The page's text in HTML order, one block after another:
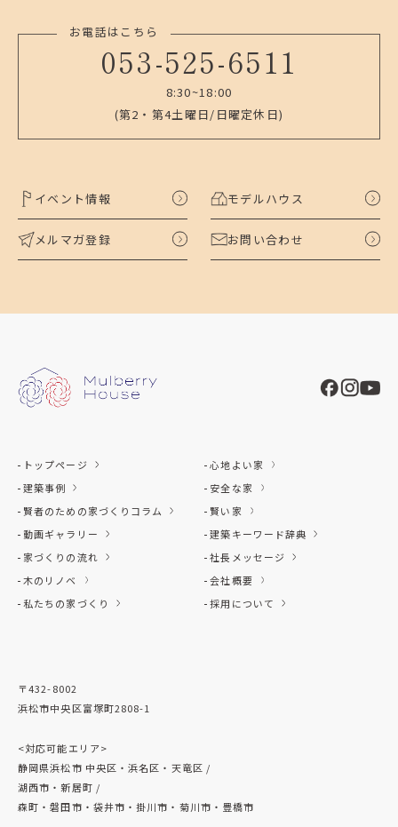
お電話はこちら
053-525-6511
8:30~18:00
(第2・第4土曜日/日曜定休日)
イベント情報 モデルハウス
メルマガ登録 お問い合わせ
トップページ
建築事例
賢者のための家づくりコラム
動画ギャラリー
家づくりの流れ
木のリノベ
私たちの家づくり
心地よい家
安全な家
賢い家
建築キーワード辞典
社長メッセージ
会社概要
採用について
〒432-8002
浜松市中央区富塚町2808-1
<対応可能エリア>
静岡県浜松市 中央区・浜名区・天竜区 /
湖西市・新居町 /
森町・磐田市・袋井市・掛川市・菊川市・豊橋市